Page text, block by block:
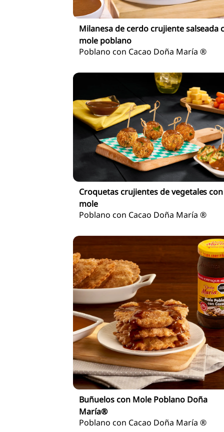
Milanesa de cerdo crujiente salseada
mole poblano
Poblano con Cacao Doña María ®
Croquetas crujientes de vegetales con
mole
Poblano con Cacao Doña María ®
Buñuelos con Mole Poblano Doña
María®
Poblano con Cacao Doña María ®